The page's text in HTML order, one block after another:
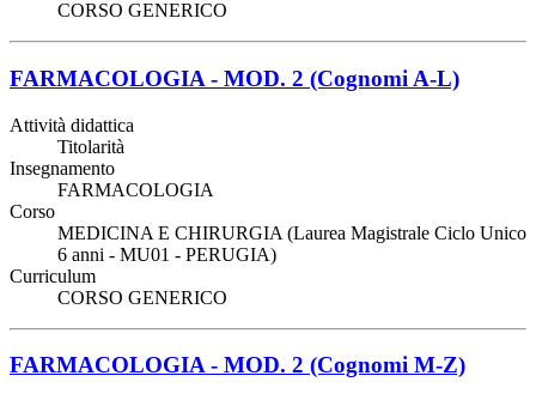
CORSO GENERICO
FARMACOLOGIA - MOD. 2 (Cognomi A-L)
Attività didattica
Titolarità
Insegnamento
FARMACOLOGIA
Corso
MEDICINA E CHIRURGIA (Laurea Magistrale Ciclo Unico
6 anni - MU01 - PERUGIA)
Curriculum
CORSO GENERICO
FARMACOLOGIA - MOD. 2 (Cognomi M-Z)